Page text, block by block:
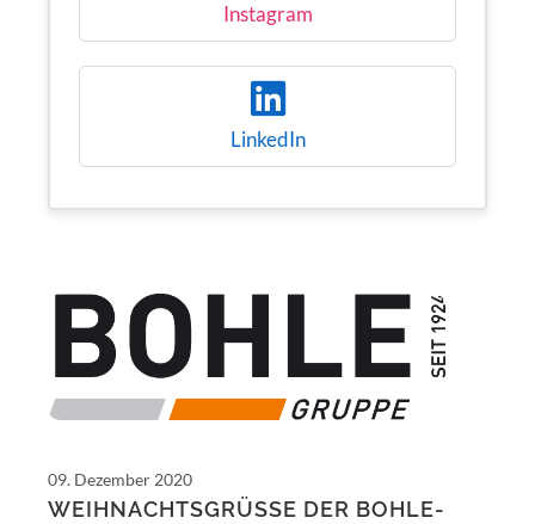
Instagram
LinkedIn
09. Dezember 2020
WEIHNACHTSGRÜSSE DER BOHLE-G